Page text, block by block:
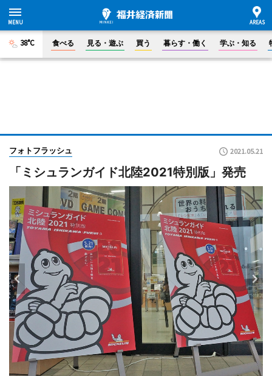
38°C 食べる 見る・遊ぶ 買う 暮らす・働く 学ぶ・知る
フォトフラッシュ 2021.05.21
「ミシュランガイド北陸2021特別版」発売